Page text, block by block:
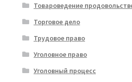
Товароведение
Торговое дело
Трудовое право
Уголовное право
Уголовный процесс